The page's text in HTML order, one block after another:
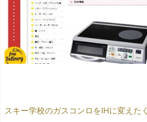
スキー学校のガスコンロをIHに変えたく